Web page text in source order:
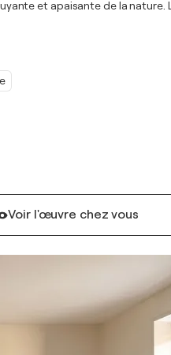
Voir l'œuvre chez vous
et apaisante de la